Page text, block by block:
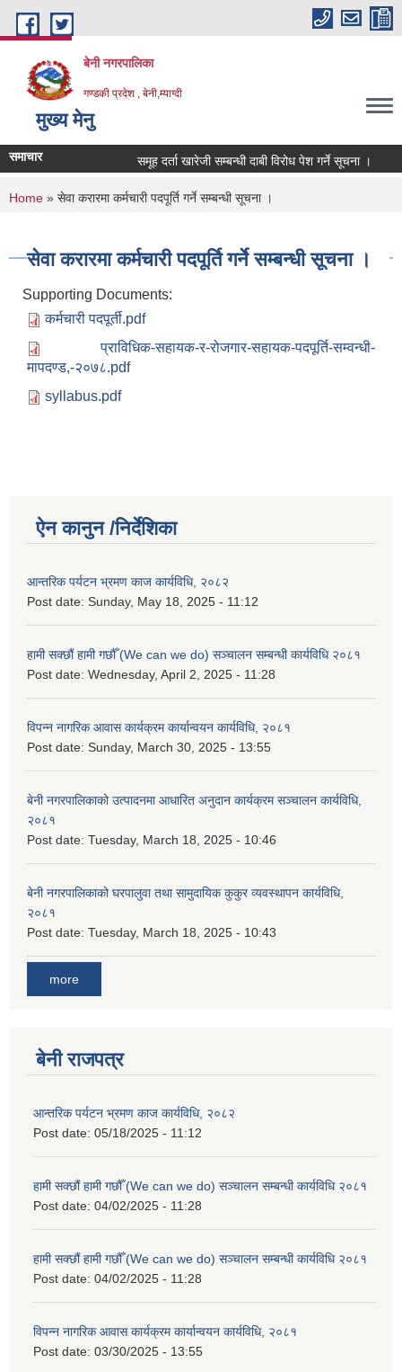
Skip to main content
बेनी नगरपालिका
गण्डकी प्रदेश , बेनी,म्याग्दी
मुख्य मेनु
समाचार समूह दर्ता खारेजी सम्बन्धी दाबी विरोध पेश गर्ने सूचना ।
You are here
Home » सेवा करारमा कर्मचारी पदपूर्ति गर्ने सम्बन्धी सूचना ।
सेवा करारमा कर्मचारी पदपूर्ति गर्ने सम्बन्धी सूचना ।
Supporting Documents:
कर्मचारी पदपूर्ती.pdf
प्राविधिक-सहायक-र-रोजगार-सहायक-पदपूर्ति-सम्वन्धी-
मापदण्ड,-२०७८.pdf
syllabus.pdf
ऐन कानुन /निर्देशिका
आन्तरिक पर्यटन भ्रमण काज कार्यविधि, २०८२
Post date: Sunday, May 18, 2025 - 11:12
हामी सक्छौं हामी गछौँ (We can we do) सञ्चालन सम्बन्धी कार्यविधि २०८१
Post date: Wednesday, April 2, 2025 - 11:28
विपन्न नागरिक आवास कार्यक्रम कार्यान्वयन कार्यविधि, २०८१
Post date: Sunday, March 30, 2025 - 13:55
बेनी नगरपालिकाको उत्पादनमा आधारित अनुदान कार्यक्रम सञ्‍चालन कार्यविधि,
२०८१
Post date: Tuesday, March 18, 2025 - 10:46
बेनी नगरपालिकाको घरपालुवा तथा सामुदायिक कुकुर व्यवस्थापन कार्यविधि,
२०८१
Post date: Tuesday, March 18, 2025 - 10:43
more
बेनी राजपत्र
आन्तरिक पर्यटन भ्रमण काज कार्यविधि, २०८२
Post date: 05/18/2025 - 11:12
हामी सक्छौं हामी गछौँ (We can we do) सञ्चालन सम्बन्धी कार्यविधि २०८१
Post date: 04/02/2025 - 11:28
हामी सक्छौं हामी गछौँ (We can we do) सञ्चालन सम्बन्धी कार्यविधि २०८१
Post date: 04/02/2025 - 11:28
विपन्न नागरिक आवास कार्यक्रम कार्यान्वयन कार्यविधि, २०८१
Post date: 03/30/2025 - 13:55